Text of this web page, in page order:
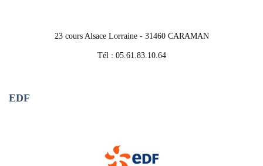
23 cours Alsace Lorraine - 31460 CARAMAN
Tél : 05.61.83.10.64
EDF